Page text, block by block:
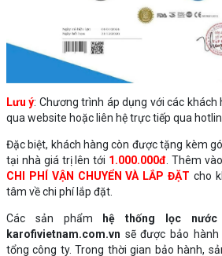
Lưu ý: Chương trình áp dụng với các
qua website hoặc liên hệ trực tiếp qua
Đặc biệt, khách hàng còn được tặng kèm
tại nhà giá trị lên tới 1.000.000đ . Thêm
CHI PHÍ VẬN CHUYỂN VÀ LẮP ĐẶT cho
tâm về chi phí lắp đặt.
Các sản phẩm hệ thống lọc
karofivietnam.com.vn sẽ được bảo
tổng công ty. Trong thời gian bảo hành,